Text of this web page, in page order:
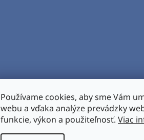
Používame cookies, aby sme Vám
webu a vďaka analýze prevádzky
funkcie, výkon a použiteľnosť. Viac